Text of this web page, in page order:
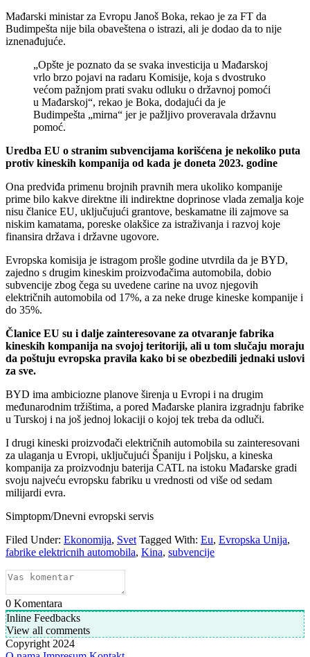
Mađarski ministar za Evropu Janoš Boka, rekao je za FT da
Budimpešta nije bila obaveštena o istrazi, ali je dodao da to nije
iznenađujuće.
„Opšte je poznato da se svaka investicija u Mađarskoj
vrlo brzo pojavi na radaru Komisije, koja s dvostruko
većom pažnjom prati svaku odluku o državnoj pomoći
u Mađarskoj“, rekao je Boka, dodajući da je
Budimpešta „mirna“ jer je pažljivo proveravala državnu
pomoć.
Uredba EU o stranim subvencijama korišćena je nekoliko puta
protiv kineskih kompanija od kada je doneta 2023. godine
Ona predviđa primenu brojnih pravnih mera ukoliko kompanije
prime bilo kakve direktne ili indirektne doprinose vlada zemalja koje
nisu članice EU, uključujući grantove, beskamatne ili zajmove sa
niskim kamatama, poreske olakšice za istraživanja i razvoj koje
finansira država i državne ugovore.
Evropska komisija je istragom prošle godine utvrdila da je BYD,
zajedno s drugim kineskim proizvođačima automobila, dobio
subvencije zbog čega su uvedene carine na uvoz njegovih
električnih automobila od 17%, a za neke druge kineske kompanije i
do 35%.
Članice EU su i dalje zainteresovane za otvaranje fabrika
kineskih kompanija na svojoj teritoriji, ali u tom slučaju moraju
da poštuju evropska pravila kako bi se obezbedili jednaki uslovi
za sve.
BYD ima ambiciozne planove širenja u Evropi i na drugim
međunarodnim tržištima, a pored Mađarske planira izgradnju fabrike
u Turskoj i na još jednoj lokaciji o kojoj tek treba da odluči.
I drugi kineski proizvođači električnih automobila su zainteresovani
za ulaganja u Evropi, uključujući Španiju i Poljsku, a kineska
kompanija za proizvodnju baterija CATL na istoku Mađarske gradi
svoju najveću evropsku fabriku u vrednosti od više od sedam
milijardi evra.
Simptopm/Dnevni evropski servis
Filed Under: Ekonomija, Svet Tagged With: Eu, Evropska Unija,
fabrike elektricnih automobila, Kina, subvencije
0 Komentara
Inline Feedbacks
View all comments
Copyright 2024